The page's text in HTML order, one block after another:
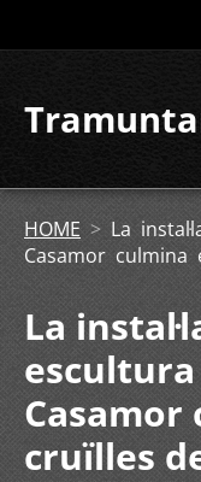
HOME > La
Casamor
La
escultura
Casamor
cruïlles